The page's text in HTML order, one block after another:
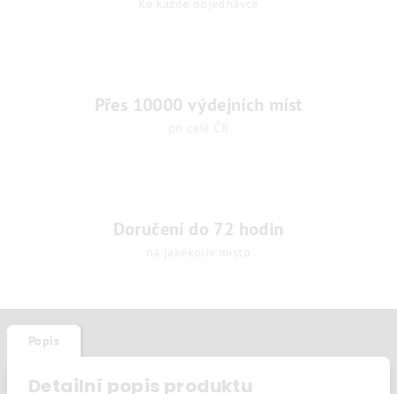
Přes 10000 výdejních míst
Doručení do 72 hodin
Popis
Detailní popis produktu